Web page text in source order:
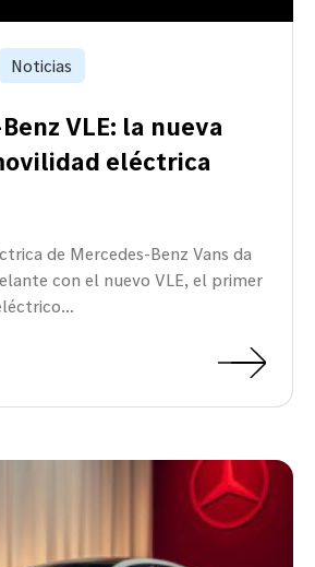
Noticias
VLE: la nueva
eléctrica
de Mercedes‑Benz Vans da
con el nuevo VLE, el primer